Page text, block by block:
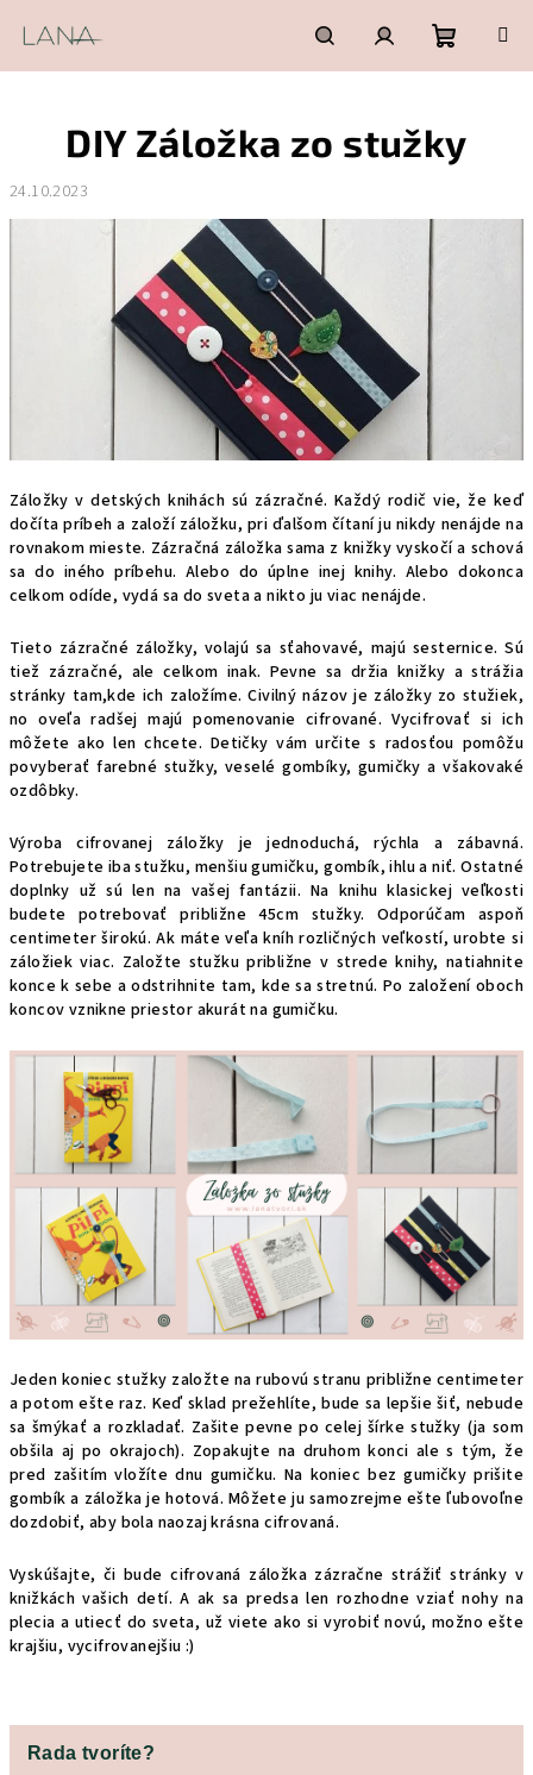
HľadaťPrihlásenie
košík
DIY Záložka zo stužky
24.10.2023
Záložky v detských knihách sú zázračné. Každý rodič vie, že keď
dočíta príbeh a založí záložku, pri ďalšom čítaní ju nikdy nenájde na
rovnakom mieste. Zázračná záložka sama z knižky vyskočí a schová
sa do iného príbehu. Alebo do úplne inej knihy. Alebo dokonca
celkom odíde, vydá sa do sveta a nikto ju viac nenájde.
Tieto zázračné záložky, volajú sa sťahovavé, majú sesternice. Sú
tiež zázračné, ale celkom inak. Pevne sa držia knižky a strážia
stránky tam,kde ich založíme. Civilný názov je záložky zo stužiek,
no oveľa radšej majú pomenovanie cifrované. Vycifrovať si ich
môžete ako len chcete. Detičky vám určite s radosťou pomôžu
povyberať farebné stužky, veselé gombíky, gumičky a všakovaké
ozdôbky.
Výroba cifrovanej záložky je jednoduchá, rýchla a zábavná.
Potrebujete iba stužku, menšiu gumičku, gombík, ihlu a niť. Ostatné
doplnky už sú len na vašej fantázii. Na knihu klasickej veľkosti
budete potrebovať približne 45cm stužky. Odporúčam aspoň
centimeter širokú. Ak máte veľa kníh rozličných veľkostí, urobte si
záložiek viac. Založte stužku približne v strede knihy, natiahnite
konce k sebe a odstrihnite tam, kde sa stretnú. Po založení oboch
koncov vznikne priestor akurát na gumičku.
Jeden koniec stužky založte na rubovú stranu približne centimeter
a potom ešte raz. Keď sklad prežehlíte, bude sa lepšie šiť, nebude
sa šmýkať a rozkladať. Zašite pevne po celej šírke stužky (ja som
obšila aj po okrajoch). Zopakujte na druhom konci ale s tým, že
pred zašitím vložíte dnu gumičku. Na koniec bez gumičky prišite
gombík a záložka je hotová. Môžete ju samozrejme ešte ľubovoľne
dozdobiť, aby bola naozaj krásna cifrovaná.
Vyskúšajte, či bude cifrovaná záložka zázračne strážiť stránky v
knižkách vašich detí. A ak sa predsa len rozhodne vziať nohy na
plecia a utiecť do sveta, už viete ako si vyrobiť novú, možno ešte
krajšiu, vycifrovanejšiu :)
Rada tvoríte?